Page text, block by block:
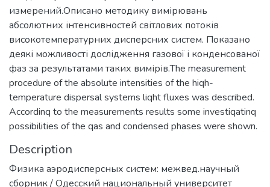
измерений.Описано методику вимірювань
абсолютних інтенсивностей світлових потоків
високотемпературних дисперсних систем. Показано
деякі можливості дослідження газової і конденсованої
фаз за результатами таких вимірів.The measurement
procedure of the absolute intensities of the hiqh-
temperature dispersal systems liqht fluxes was described.
Accordinq to the measurements results some investiqatinq
possibilities of the qas and condensed phases were shown.
Description
Физика аэродисперсных систем: межвед.научный
сборник / Одесский национальный университет